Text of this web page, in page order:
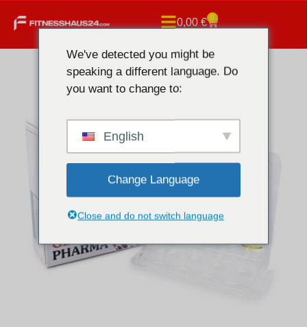
0,00€ 0
We've detected you might be
speaking a different language. Do
you want to change to:
English
Change Language
Close and do not switch language